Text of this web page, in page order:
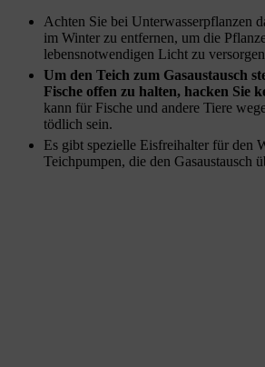
Achten Sie bei Unterwasserpflanzen
im Winter zu entfernen, um die
lebensnotwendigen Licht zu
Um den Teich zum Gasaustausch
Fische offen zu halten, hacken Sie
kann für Fische und andere Tiere
tödlich sein.
Es gibt spezielle Eisfreihalter für den
Teichpumpen, die den Gasaustausch